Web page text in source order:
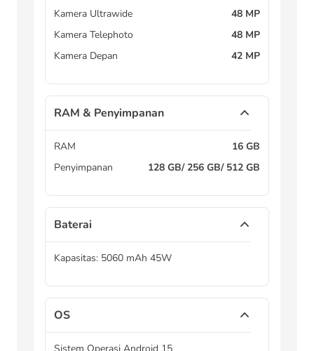
Kamera Ultrawide
48 MP
Kamera Telephoto
48 MP
Kamera Depan
42 MP
RAM & Penyimpanan
RAM
16 GB
Penyimpanan
128 GB/ 256 GB/ 512 GB
Baterai
Kapasitas: 5060 mAh 45W
OS